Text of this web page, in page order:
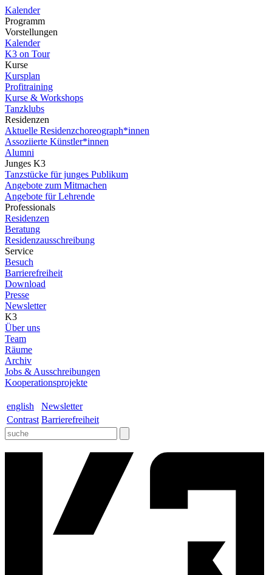
Kalender
Programm
Vorstellungen
Kalender
K3 on Tour
Kurse
Kursplan
Profitraining
Kurse & Workshops
Tanzklubs
Residenzen
Aktuelle Residenzchoreograph*innen
Assoziierte Künstler*innen
Alumni
Junges K3
Tanzstücke für junges Publikum
Angebote zum Mitmachen
Angebote für Lehrende
Professionals
Residenzen
Beratung
Residenzausschreibung
Service
Besuch
Barrierefreiheit
Download
Presse
Newsletter
K3
Über uns
Team
Räume
Archiv
Jobs & Ausschreibungen
Kooperationsprojekte
english
Newsletter
Contrast Barrierefreiheit